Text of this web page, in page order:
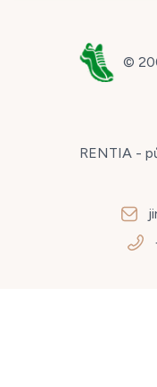
©
RENTIA -